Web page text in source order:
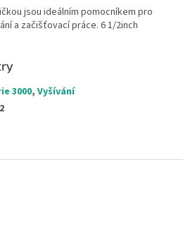
jsou ideálním pomocníkem pro
a začišťovací práce. 6 1/2inch
3000, Vyšívání